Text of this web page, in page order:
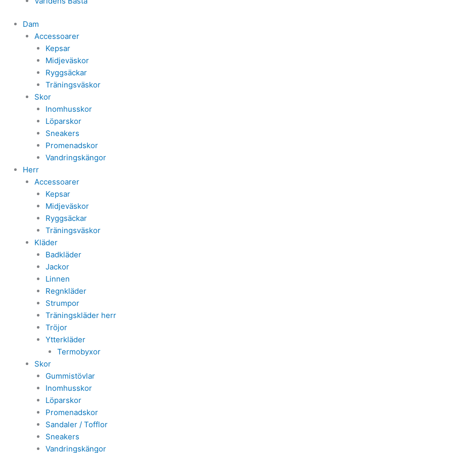
Dam
Accessoarer
Kepsar
Midjeväskor
Ryggsäckar
Träningsväskor
Skor
Inomhusskor
Löparskor
Sneakers
Promenadskor
Vandringskängor
Herr
Accessoarer
Kepsar
Midjeväskor
Ryggsäckar
Träningsväskor
Kläder
Badkläder
Jackor
Linnen
Regnkläder
Strumpor
Träningskläder herr
Tröjor
Ytterkläder
Termobyxor
Skor
Gummistövlar
Inomhusskor
Löparskor
Promenadskor
Sandaler / Tofflor
Sneakers
Vandringskängor